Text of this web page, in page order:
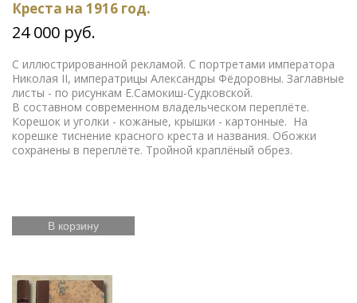
Креста на 1916 год.
24 000 руб.
С иллюстрированной рекламой. С портретами императора
Николая II, императрицы Александры Фёдоровны. Заглавные
листы - по рисункам Е.Самокиш-Судковской.
В составном современном владельческом переплёте.
Корешок и уголки - кожаные, крышки - картонные. На
корешке тиснение красного креста и названия. Обожки
сохранены в переплёте. Тройной краплёный обрез.
В корзину